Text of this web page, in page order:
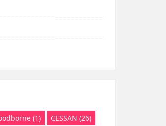
(1) GESSAN (26)